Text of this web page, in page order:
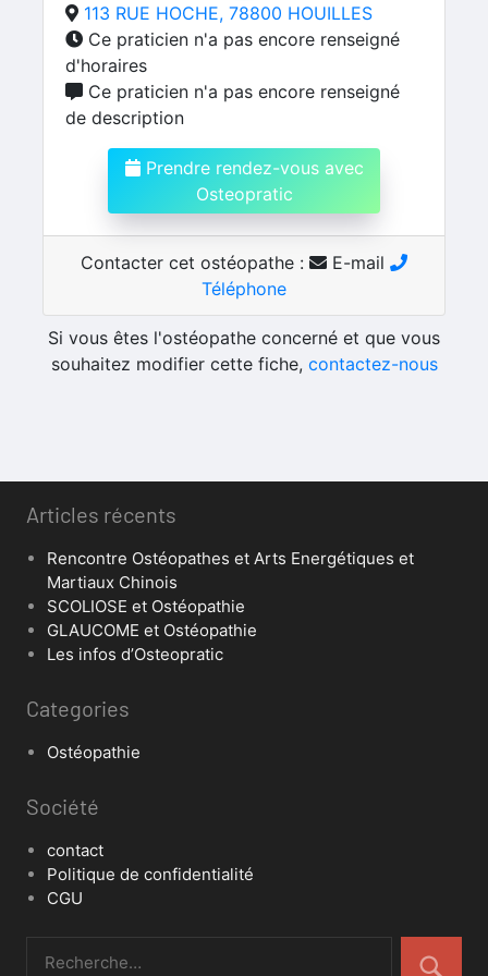
113 RUE HOCHE, 78800 HOUILLES
Ce praticien n'a pas encore renseigné
d'horaires
Ce praticien n'a pas encore renseigné
de description
Prendre rendez-vous avec
Osteopratic
Contacter cet ostéopathe :
E-mail
Téléphone
Si vous êtes l'ostéopathe concerné et que vous
souhaitez modifier cette fiche, contactez-nous
Articles récents
Rencontre Ostéopathes et Arts Energétiques et
Martiaux Chinois
SCOLIOSE et Ostéopathie
GLAUCOME et Ostéopathie
Les infos d’Osteopratic
Categories
Ostéopathie
Société
contact
Politique de confidentialité
CGU